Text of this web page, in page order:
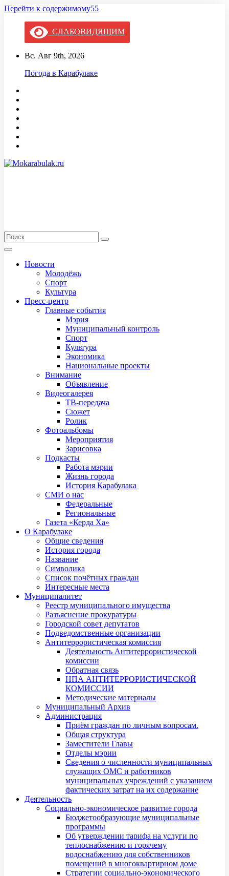
Перейти к содержимому55
СЛАБОВИДЯЩИМ
Вс. Авг 9th, 2026
Погода в Карабулаке
Новости
Молодёжь
Спорт
Культура
Пресс-центр
Главные события
Мэрия
Муниципальный контроль
Спорт
Культура
Экономика
Национальные проекты
Внимание
Объявление
Видеогалерея
ТВ-передача
Сюжет
Ролик
Фотоальбомы
Мероприятия
Зарисовка
Подкасты
Работа мэрии
Жизнь города
История Карабулака
СМИ о нас
Федеральные
Региональные
Газета «Керда Ха»
О Карабулаке
Общие сведения
История города
Название
Символика
Список почётных граждан
Интересные места
Муниципалитет
Реестр муниципального имущества
Разъяснение прокуратуры
Городской совет депутатов
Подведомственные организации
Антитеррористическая комиссия
Деятельность Антитеррористической
комиссии
Обратная связь
НПА АНТИТЕРРОРИСТИЧЕСКОЙ
КОМИССИИ
Методические материалы
Муниципальный Архив
Администрация
Приём граждан по личным вопросам.
Общая структура
Заместители Главы
Отделы мэрии
Сведения о численности муниципальных
служащих ОМС и работников
муниципальных учреждений с указанием
фактических затрат на их содержание
Деятельность
Социально-экономическое развитие города
Бюджетообразующие муниципальные
программы
Об утверждении тарифа на услуги по
теплоснабжению и горячему
водоснабжению для собственников
помещений в многоквартирном доме
Стратегии социально-экономического